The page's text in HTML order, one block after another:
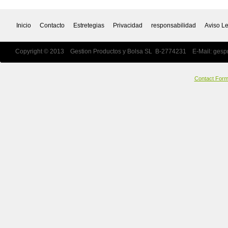
Inicio Contacto Estretegias Privacidad responsabilidad Aviso
Copyright © 2013 Gestion Productos y Bolsa SL B-2774231 E-Mail:
Contact Form